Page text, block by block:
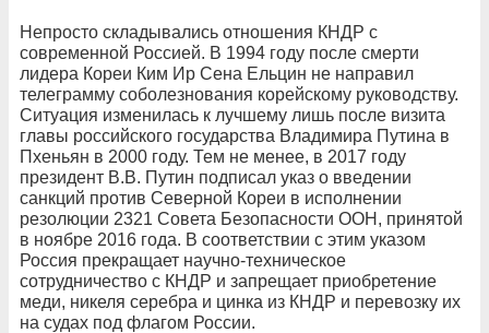
Непросто складывались отношения КНДР с
современной Россией. В 1994 году после смерти
лидера Кореи Ким Ир Сена Ельцин не направил
телеграмму соболезнования корейскому руководству.
Ситуация изменилась к лучшему лишь после визита
главы российского государства Владимира Путина в
Пхеньян в 2000 году. Тем не менее, в 2017 году
президент В.В. Путин подписал указ о введении
санкций против Северной Кореи в исполнении
резолюции 2321 Совета Безопасности ООН, принятой
в ноябре 2016 года. В соответствии с этим указом
Россия прекращает научно-техническое
сотрудничество с КНДР и запрещает приобретение
меди, никеля серебра и цинка из КНДР и перевозку их
на судах под флагом России.